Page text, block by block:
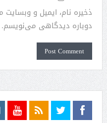
ذخیره نام، ایمیل و وبسایت
دوباره دیدگاهی می‌نویسم.